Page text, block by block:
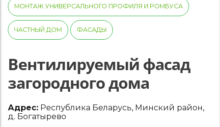
МОНТАЖ УНИВЕРСАЛЬНОГО ПРОФИЛЯ И РОМБУСА
ЧАСТНЫЙ ДОМ ФАСАДЫ
Вентилируемый фасад
загородного дома
Адрес: Республика Беларусь, Минский район,
д. Богатырево